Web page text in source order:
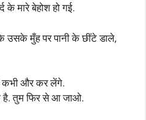
के मारे बेहोश हो गई.
उसके मुँह पर पानी के छींटे डाले,
कभी और कर लेंगे.
है. तुम फिर से आ जाओ.